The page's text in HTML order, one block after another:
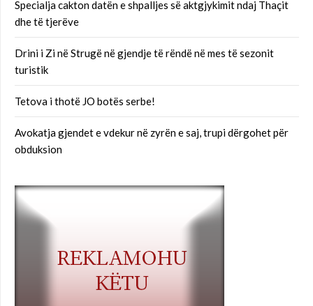
Specialja cakton datën e shpalljes së aktgjykimit ndaj Thaçit
dhe të tjerëve
Drini i Zi në Strugë në gjendje të rëndë në mes të sezonit
turistik
Tetova i thotë JO botës serbe!
Avokatja gjendet e vdekur në zyrën e saj, trupi dërgohet për
obduksion